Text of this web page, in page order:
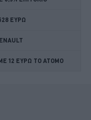
ΕΥΡΩ
12 ΕΥΡΩ ΤΟ ΑΤΟΜΟ